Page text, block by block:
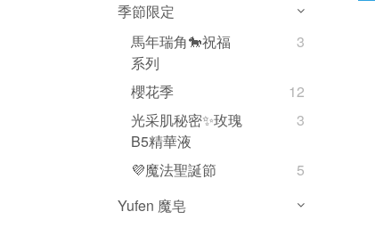
季節限定
馬年瑞角🐎祝福
系列
3
櫻花季
12
光采肌秘密✨玫瑰
B5精華液
3
💜魔法聖誕節
5
Yufen 魔皂